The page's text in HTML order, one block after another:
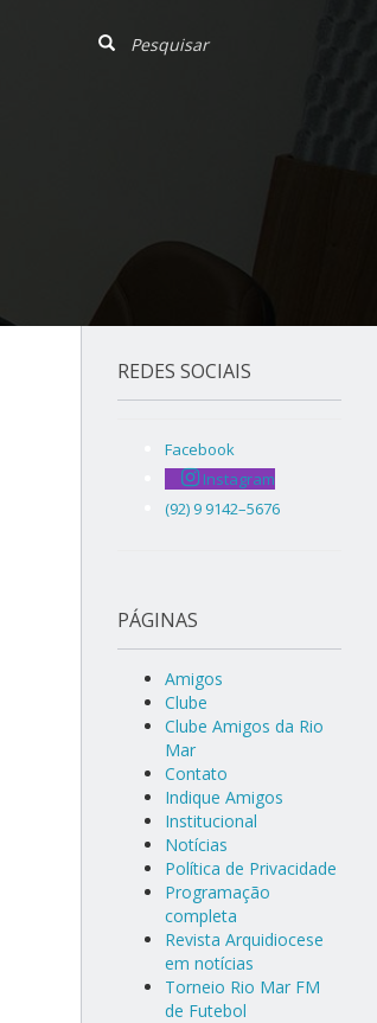
REDES SOCIAIS
Facebook
Instagram
(92) 9 9142–5676
PÁGINAS
Amigos
Clube
Clube Amigos da Rio
Mar
Contato
Indique Amigos
Institucional
Notícias
Política de Privacidade
Programação
completa
Revista Arquidiocese
em notícias
Torneio Rio Mar FM
de Futebol